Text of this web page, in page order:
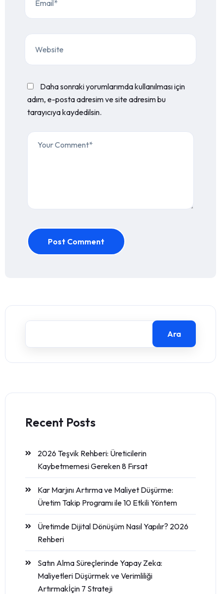
Daha sonraki yorumlarımda kullanılması için
adım, e-posta adresim ve site adresim bu
tarayıcıya kaydedilsin.
Post Comment
Ara
Recent Posts
2026 Teşvik Rehberi: Üreticilerin
Kaybetmemesi Gereken 8 Fırsat
Kar Marjını Artırma ve Maliyet Düşürme:
Üretim Takip Programı ile 10 Etkili Yöntem
Üretimde Dijital Dönüşüm Nasıl Yapılır? 2026
Rehberi
Satın Alma Süreçlerinde Yapay Zeka:
Maliyetleri Düşürmek ve Verimliliği
Artırmakİçin 7 Strateji